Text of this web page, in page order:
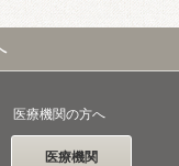
医療機関の方へ
医療機関